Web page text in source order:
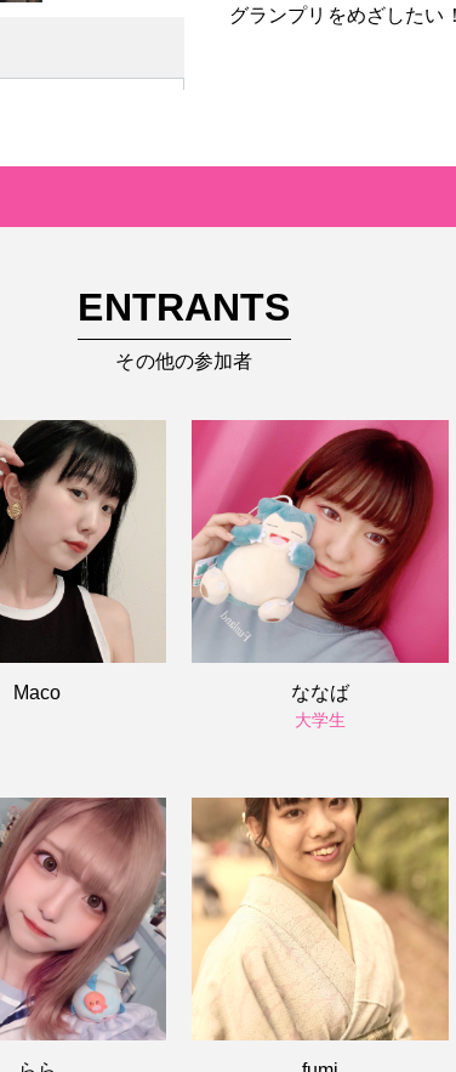
グランプリをめざしたい
ENTRANTS
その他の参加者
Maco ななば
大学生